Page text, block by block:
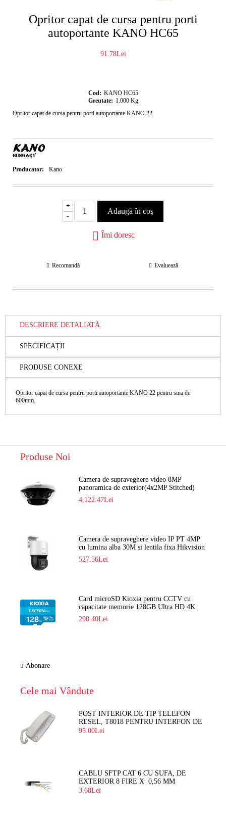
Opritor capat de cursa pentru porti
autoportante KANO HC65
91.78Lei
Cod: KANO HC65
Greutate: 1.000 Kg
Opritor capat de cursa pentru porti autoportante KANO 22
Producator: Kano
+
-
Îmi doresc
Recomandă Evaluează
DESCRIERE DETALIATĂ
SPECIFICAȚII
PRODUSE CONEXE
Opritor capat de cursa pentru porti autoportante KANO 22 pentru sina de
600mm.
Produse Noi
Camera de supraveghere video 8MP
panoramica de exterior(4x2MP Stitched)
Navaio NGC-7482PR
4,122.47Lei
Camera de supraveghere video IP PT 4MP
cu lumina alba 30M si lentila fixa Hikvision
DS-2DE2C400SCG-E F1
527.56Lei
Card microSD Kioxia pentru CCTV cu
capacitate memorie 128GB Ultra HD 4K
LMEX2L128GG2
290.40Lei
Abonare
Cele mai Vândute
POST INTERIOR DE TIP TELEFON
RESEL, T8018 PENTRU INTERFON DE
BLOC
95.00Lei
CABLU SFTP CAT 6 CU SUFA, DE
EXTERIOR 8 FIRE X 0,56 MM
3.68Lei